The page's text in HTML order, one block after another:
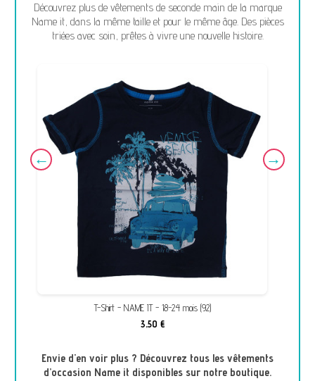
Découvrez plus de vêtements de seconde main de la marque
Name it, dans la même taille et pour le même âge. Des pièces
triées avec soin, prêtes à vivre une nouvelle histoire.
T-Shirt - NAME IT - 18-24 mois (92)
3,50 €
Envie d'en voir plus ? Découvrez tous les vêtements
d’occasion Name it disponibles sur notre boutique.